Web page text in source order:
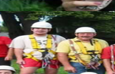
o di una giornata speciale